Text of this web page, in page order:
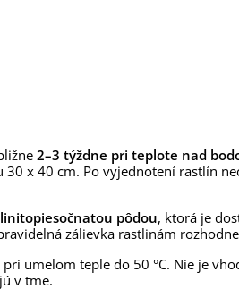
2–3 týždne pri teplote nad
30 x 40 cm. Po vyjednotení rastlín
pôdou, ktorá je
zálievka rastlinám
umelom teple do 50 °C. Nie je
v tme.